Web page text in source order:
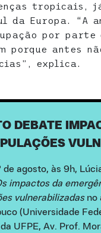
tropicais,
da Europa. “A
por parte
porque antes
explica.
DEBATE
de agosto, às 9h,
impactos da
vulnerabilizadasno
(Universidade
UFPE, Av. Prof.